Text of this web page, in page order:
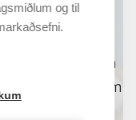
og til
að tryggja sem
þú heldur áfram
þú vafraköku